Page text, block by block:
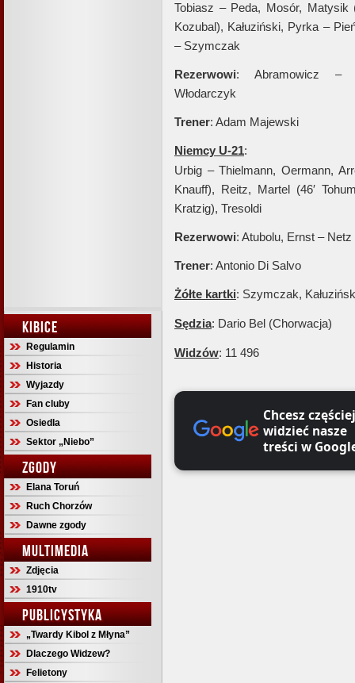
KIBICE
Regulamin
Historia
Wyjazdy
Fan cluby
Osiedla
Sektor „Niebo”
ZGODY
Elana Toruń
Ruch Chorzów
Dawne zgody
MULTIMEDIA
Zdjęcia
1910tv
PUBLICYSTYKA
„Twardy Kibol z Młyna”
Dlaczego Widzew?
Felietony
Tobiasz – Peda, Mosór, Matysik
Kozubal), Kałuziński, Pyrka –
– Szymczak
Rezerwowi: Abramowicz –
Włodarczyk
Trener: Adam Majewski
Niemcy U-21:
Urbig – Thielmann, Oermann,
Knauff), Reitz, Martel (46′
Kratzig), Tresoldi
Rezerwowi: Atubolu, Ernst – Netz
Trener: Antonio Di Salvo
Żółte kartki: Szymczak,
Sędzia: Dario Bel (Chorwacja)
Widzów: 11 496
Chcesz częściej
widzieć nasze
treści w